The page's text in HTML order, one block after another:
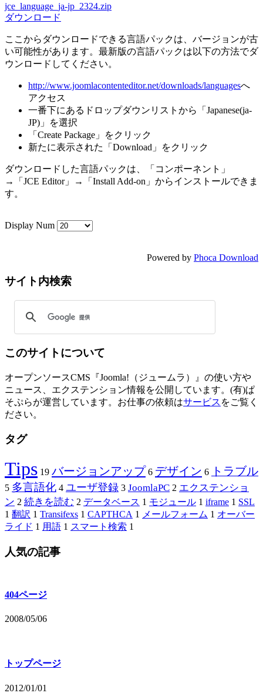
jce_language_ja-jp_2324.zip
ダウンロード
ここからダウンロードできる言語パックは、バージョンが古
い可能性があります。最新版の言語パックは以下の方法でダ
ウンロードしてください。
http://www.joomlacontenteditor.net/downloads/languagesへ
アクセス
一番下にあるドロップダウンリストから「Japanese(ja-
JP)」を選択
「Create Package」をクリック
新たに表示された「Download」をクリック
ダウンロードした言語パックは、「コンポーネント」
→「JCE Editor」→「Install Add-on」からインストールできま
す。
Display Num
Powered by Phoca Download
サイト内検索
このサイトについて
オープンソースCMS『Joomla!（ジュームラ）』の使い方や
ニュース、エクステンション情報を公開しています。(有)ぱ
そぷらが運営しています。お仕事の依頼はサービス をご覧く
ださい。
タグ
Tips 19 バージョンアップ 6 デザイン 6 トラブル
5 多言語化 4 ユーザ登録 3 JoomlaPC 2 エクステンショ
ン 2 続きを読む 2 データベース 1 モジュール 1 iframe 1 SSL
1 翻訳 1 Transifexs 1 CAPTHCA 1 メールフォーム 1 オーバー
ライド 1 用語 1 スマート検索 1
人気の記事
404ページ
2008/05/06
トップページ
2012/01/01